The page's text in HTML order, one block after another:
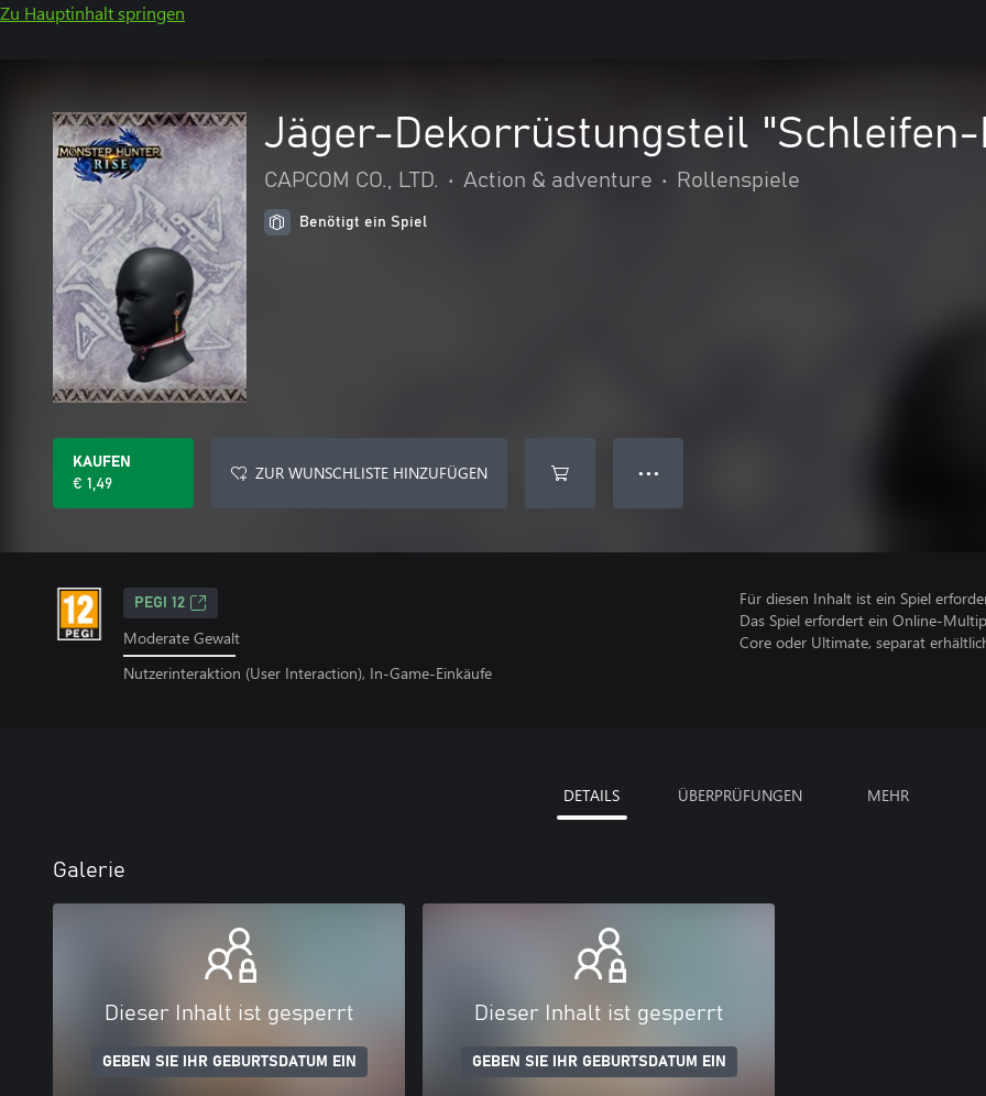
Zu Hauptinhalt springen
Jäger-Dekorrüstungsteil
CAPCOM CO., LTD. • Action & adventure • Rollenspiele
Benötigt ein Spiel
KAUFEN
€ 1,49
ZUR WUNSCHLISTE HINZUFÜGEN ● ● ●
PEGI 12
Moderate Gewalt
Nutzerinteraktion (User Interaction), In-Game-Einkäufe
Für diesen Inhalt ist ein Spiel
Das Spiel erfordert ein Online-
Core oder Ultimate, separat
DETAILS ÜBERPRÜFUNGEN MEHR
Galerie
Dieser Inhalt ist gesperrt
GEBEN SIE IHR GEBURTSDATUM EIN
Dieser Inhalt ist gesperrt
GEBEN SIE IHR GEBURTSDATUM EIN